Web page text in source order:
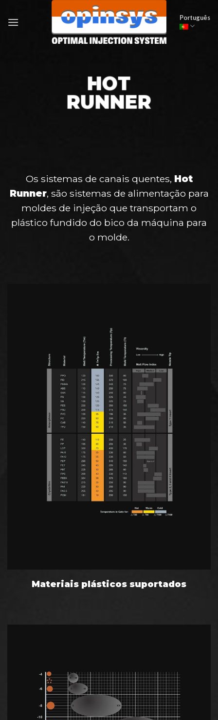
Português
HOT
RUNNER
Os sistemas de canais quentes, Hot
Runner, são sistemas de alimentação para
moldes de injeção que transportam o
plástico fundido do bico da máquina para
o molde.
Materiais plásticos suportados